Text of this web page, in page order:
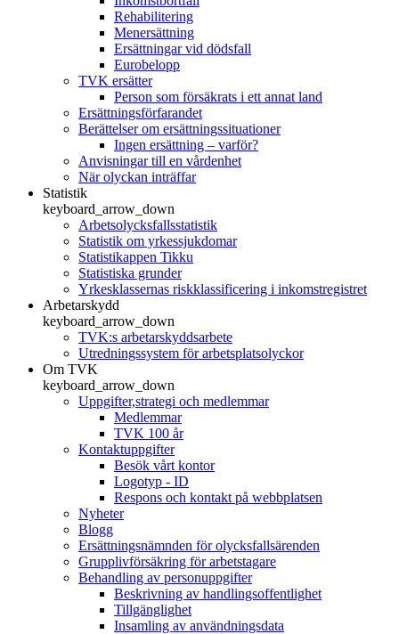
Rehabilitering
Menersättning
Ersättningar vid dödsfall
Eurobelopp
TVK ersätter
Person som försäkrats i ett annat land
Ersättningsförfarandet
Berättelser om ersättningssituationer
Ingen ersättning – varför?
Anvisningar till en vårdenhet
När olyckan inträffar
Statistik
keyboard_arrow_down
Arbetsolycksfallsstatistik
Statistik om yrkessjukdomar
Statistikappen Tikku
Statistiska grunder
Yrkesklassernas riskklassificering i inkomstregistret
Arbetarskydd
keyboard_arrow_down
TVK:s arbetarskyddsarbete
Utredningssystem för arbetsplatsolyckor
Om TVK
keyboard_arrow_down
Uppgifter,strategi och medlemmar
Medlemmar
TVK 100 år
Kontaktuppgifter
Besök vårt kontor
Logotyp - ID
Respons och kontakt på webbplatsen
Nyheter
Blogg
Ersättningsnämnden för olycksfallsärenden
Grupplivförsäkring för arbetstagare
Behandling av personuppgifter
Beskrivning av handlingsoffentlighet
Tillgänglighet
Insamling av användningsdata